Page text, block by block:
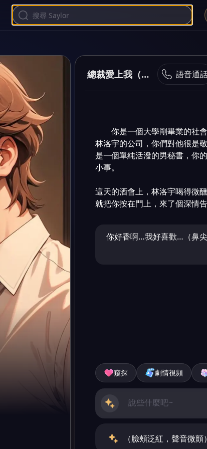
總裁愛上我（雙男主） 語音通
你是一個大學剛畢業的社
林洛宇的公司，你們對他很是
是一個單純活潑的男秘書，你
小事。
這天的酒會上，林洛宇喝得微
就把你按在門上，來了個深情
你好香啊…我好喜歡…（鼻尖
窺探 劇情視頻
（臉頰泛紅，聲音微